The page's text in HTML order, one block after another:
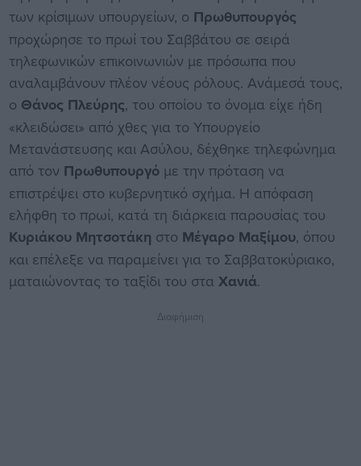
των κρίσιμων υπουργείων, ο Πρωθυπουργός
προχώρησε το πρωί του Σαββάτου σε σειρά
τηλεφωνικών επικοινωνιών με πρόσωπα που
αναλαμβάνουν πλέον νέους ρόλους. Ανάμεσά τους,
ο Θάνος Πλεύρης, του οποίου το όνομα είχε ήδη
«κλειδώσει» από χθες για το Υπουργείο
Μετανάστευσης και Ασύλου, δέχθηκε τηλεφώνημα
από τον Πρωθυπουργόμε την πρόταση να
επιστρέψει στο κυβερνητικό σχήμα. Η απόφαση
ελήφθη το πρωί, κατά τη διάρκεια παρουσίας του
Κυριάκου Μητσοτάκη στο Μέγαρο Μαξίμου, όπου
και επέλεξε να παραμείνει για το Σαββατοκύριακο,
ματαιώνοντας το ταξίδι του στα Χανιά.
Διαφήμιση